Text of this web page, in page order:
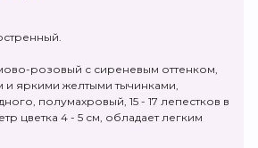
розовый с сиреневым оттенком,
и яркими желтыми тычинками,
полумахровый, 15 - 17 лепестков в
цветка 4 - 5 см, обладает легким